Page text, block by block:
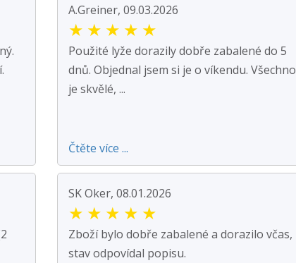
A.Greiner, 09.03.2026
★ ★ ★ ★ ★
Použité lyže dorazily dobře zabalené do 5
dnů. Objednal jsem si je o víkendu. Všechno
je skvělé, ...
Čtěte více ...
SK Oker, 08.01.2026
★ ★ ★ ★ ★
Zboží bylo dobře zabalené a dorazilo včas,
stav odpovídal popisu.